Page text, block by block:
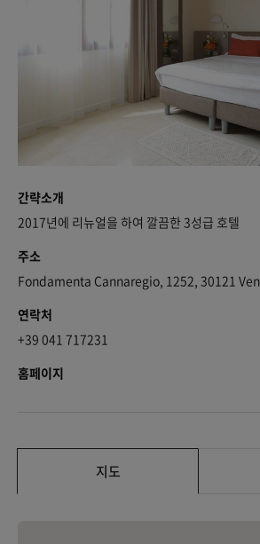
간략소개
2017년에 리뉴얼을 하여 깔끔한 3성급 호텔
주소
Fondamenta Cannaregio, 1252, 30121
연락처
+39 041 717231
홈페이지
지도